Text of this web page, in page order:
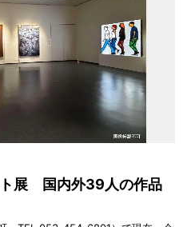
展 国内外39人の作品